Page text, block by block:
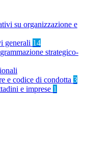
su organizzazione e
generali 14
strategico-
e codice di condotta 3
e imprese 1